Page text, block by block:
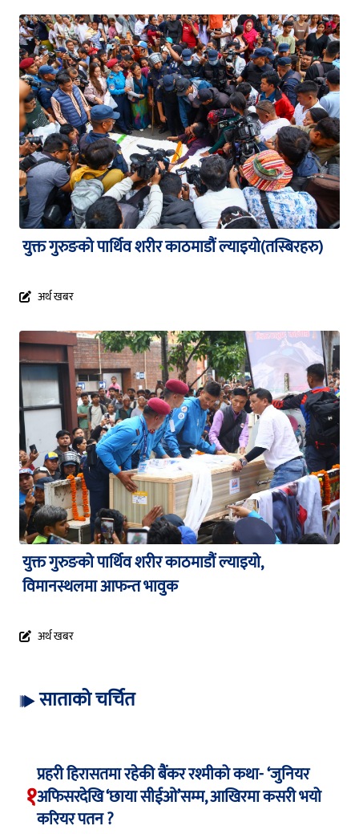
युक्त गुरुङको पार्थिव शरीर काठमाडौं ल्याइयो(तस्बिरहरु)
अर्थ खबर
युक्त गुरुङको पार्थिव शरीर काठमाडौं ल्याइयो,
विमानस्थलमा आफन्त भावुक
अर्थ खबर
साताको चर्चित
१
प्रहरी हिरासतमा रहेकी बैंकर रश्मीको कथा- ‘जुनियर
अफिसरदेखि ‘छाया सीईओ’सम्म, आखिरमा कसरी भयो
करियर पतन ?